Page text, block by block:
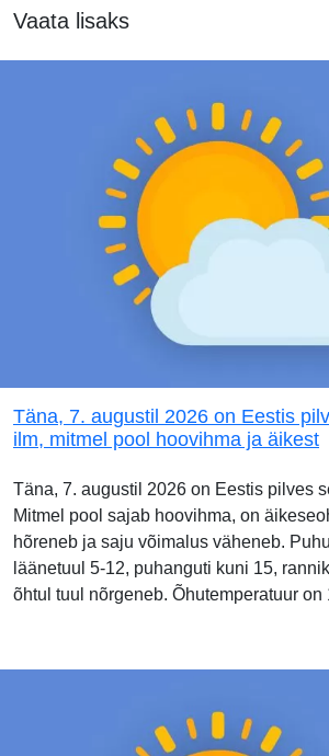
Vaata lisaks
Täna, 7. augustil 2026 on Eestis
ilm, mitmel pool hoovihma ja äikest
Täna, 7. augustil 2026 on Eestis pilves
Mitmel pool sajab hoovihma, on
hõreneb ja saju võimalus väheneb.
läänetuul 5-12, puhanguti kuni 15,
õhtul tuul nõrgeneb. Õhutemperatuur on